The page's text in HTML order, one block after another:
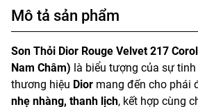
Mô tả sản phẩm
Son Thỏi Dior Rouge Velvet 217
Nam Châm) là biểu tượng của sự
thương hiệu Dior mang đến cho phái
nhẹ nhàng, thanh lịch, kết hợp cùng